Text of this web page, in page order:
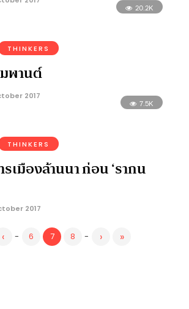
20.2K
THINKERS
พานต์
2017
7.5K
THINKERS
มืองล้านนา ก่อน ‘รากน
2017
‹ - 6 7 8 - › »